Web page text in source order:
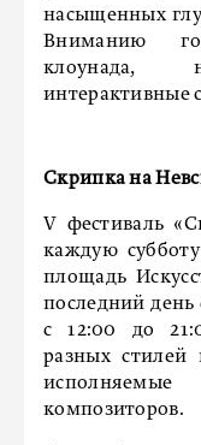
насыщенных
Вниманию
клоунада,
интерактивные
Скрипка на
V фестиваль
каждую
площадь
последний день
с 12:00 до
разных
композиторов.